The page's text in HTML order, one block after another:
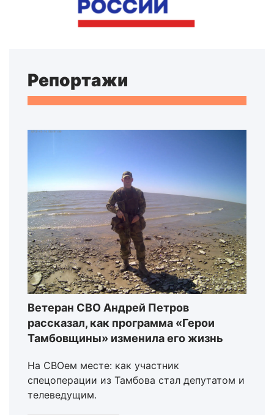
Репортажи
Ветеран СВО Андрей Петров
рассказал, как программа «Герои
Тамбовщины» изменила его жизнь
На СВОем месте: как участник
спецоперации из Тамбова стал депутатом и
телеведущим.